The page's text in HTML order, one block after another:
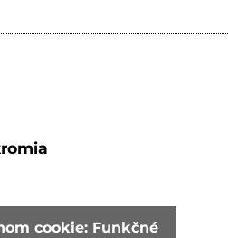
cookie: Funkčné